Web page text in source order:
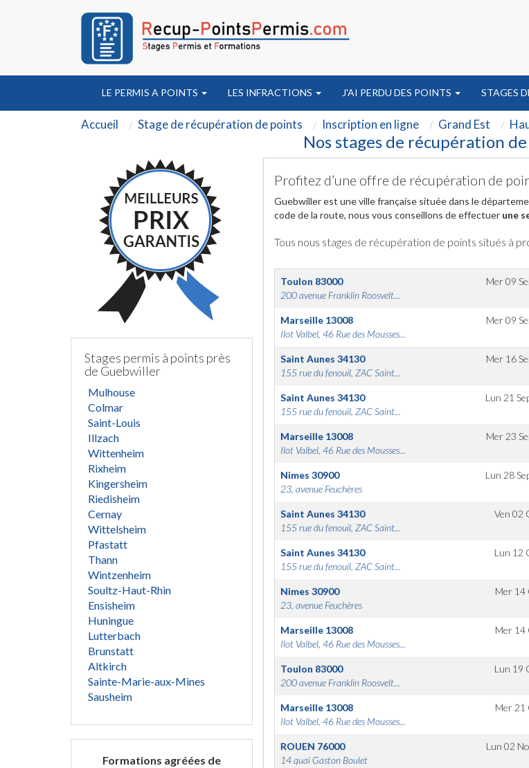
LE PERMIS A POINTS LES INFRACTIONS J'AI PERDU DES POINTS STAGES
Accueil Stage de récupération de points Inscription en ligne Grand Est
Nos stages de récupération
Stages permis à points près
de Guebwiller
Mulhouse
Colmar
Saint-Louis
Illzach
Wittenheim
Rixheim
Kingersheim
Riedisheim
Cernay
Wittelsheim
Pfastatt
Thann
Wintzenheim
Soultz-Haut-Rhin
Ensisheim
Huningue
Lutterbach
Brunstatt
Altkirch
Sainte-Marie-aux-Mines
Sausheim
Formations agréées de
Profitez d’une offre de récupération de
Guebwiller est une ville française située dans le
code de la route, nous vous conseillons de effectuer une
Tous nous stages de récupération de points situés à
Toulon 83000
200 avenue Franklin Roosvelt...
Mer 09
Marseille 13008
Ilot Valbel, 46 Rue des Mousses...
Mer 09
Saint Aunes 34130
155 rue du fenouil, ZAC Saint...
Mer 16
Saint Aunes 34130
155 rue du fenouil, ZAC Saint...
Lun 21
Marseille 13008
Ilot Valbel, 46 Rue des Mousses...
Mer 23
Nimes 30900
23, avenue Feuchères
Lun 28
Saint Aunes 34130
155 rue du fenouil, ZAC Saint...
Ven 02
Saint Aunes 34130
155 rue du fenouil, ZAC Saint...
Lun 12
Nimes 30900
23, avenue Feuchères
Mer 14
Marseille 13008
Ilot Valbel, 46 Rue des Mousses...
Mer 14
Toulon 83000
200 avenue Franklin Roosvelt...
Lun 19
Marseille 13008
Ilot Valbel, 46 Rue des Mousses...
Mer 21
ROUEN 76000
14 quai Gaston Boulet
Lun 02